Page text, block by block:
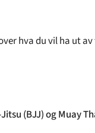
hva du vil ha ut
(BJJ) og Muay